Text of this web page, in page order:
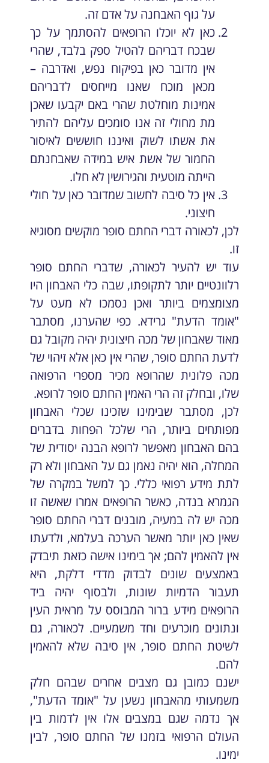
על גוף האבחנה על אדם זה.
כאן לא יוכלו הרופאים להסתמך על כך
שבכח דבריהם להטיל ספק בלבד, שהרי
אין מדובר כאן בפיקוח נפש, ואדרבה –
מכאן מוכח שאנו מייחסים לדבריהם
אמינות מוחלטת שהרי באם יקבעו שאכן
מת מחולי זה אנו סומכים עליהם להתיר
את אשתו לשוק ואיננו חוששים לאיסור
החמור של אשת איש במידה שאבחנתם
הייתה מוטעית והגירושין לא חלו.
אין כל סיבה לחשוב שמדובר כאן על חולי
חיצוני.
לכן, לכאורה דברי החתם סופר מוקשים מסוגיא
זו.
עוד יש להעיר לכאורה, שדברי החתם סופר
רלוונטיים יותר לתקופתו, שבה כלי האבחון היו
מצומצמים ביותר ואכן נסמכו לא מעט על
"אומד הדעת" גרידא. כפי שהערנו, מסתבר
מאוד שאבחון של מכה חיצונית יהיה מקובל גם
לדעת החתם סופר, שהרי אין כאן אלא זיהוי של
מכה פלונית שהרופא מכיר מספרי הרפואה
שלו, ובחלק זה הרי האמין החתם סופר לרופא.
לכן, מסתבר שבימינו שזכינו שכלי האבחון
מפותחים ביותר, הרי שלכל הפחות בדברים
בהם האבחון מאפשר לרופא הבנה יסודית של
המחלה, הוא יהיה נאמן גם על האבחון ולא רק
לתת מידע רפואי כללי. כך למשל במקרה של
הגמרא בנדה, כאשר הרופאים אמרו שאשה זו
מכה יש לה במעיה, מובנים דברי החתם סופר
שאין כאן יותר מאשר הערכה בעלמא, ולדעתו
אין להאמין להם; אך בימינו אישה כזאת תיבדק
באמצעים שונים לבדוק מדדי דלקת, היא
תעבור הדמיות שונות, ולבסוף יהיה ביד
הרופאים מידע ברור המבוסס על מראית העין
ונתונים מוכרעים וחד משמעיים. לכאורה, גם
לשיטת החתם סופר, אין סיבה שלא להאמין
להם.
ישנם כמובן גם מצבים אחרים שבהם חלק
משמעותי מהאבחון נשען על "אומד הדעת",
אך נדמה שגם במצבים אלו אין לדמות בין
העולם הרפואי בזמנו של החתם סופר, לבין
ימינו.